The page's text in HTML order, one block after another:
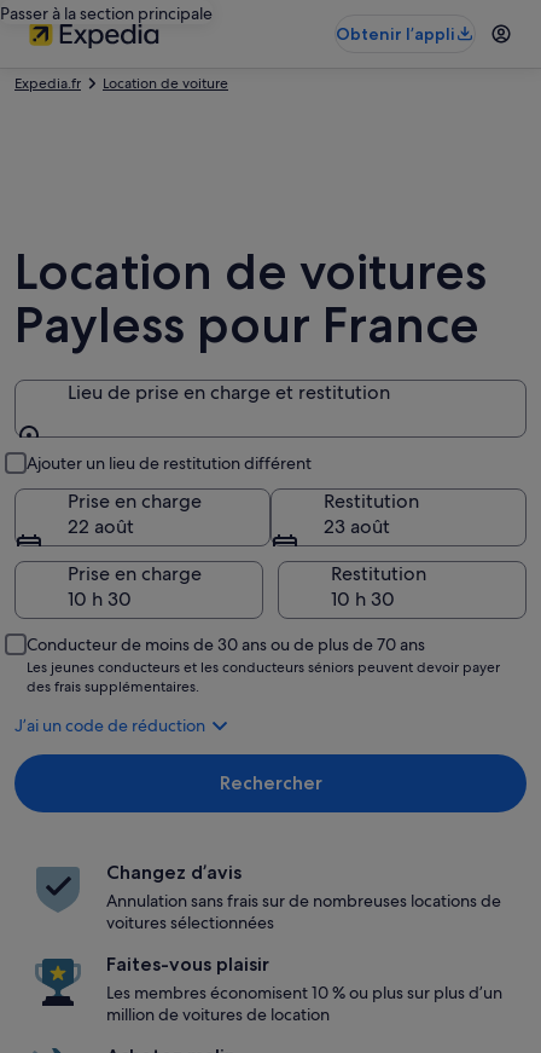
Passer à la section principale
Obtenir l’appli
Expedia.fr Location de voiture
Location de voitures
Payless pour France
Lieu de prise en charge et restitution
Ajouter un lieu de restitution différent
Prise en charge
22 août
Restitution
23 août
Prise en charge
Restitution
Conducteur de moins de 30 ans ou de plus de 70 ans
Les jeunes conducteurs et les conducteurs séniors peuvent devoir payer
des frais supplémentaires.
J’ai un code de réduction
Rechercher
Changez d’avis
Annulation sans frais sur de nombreuses locations de
voitures sélectionnées
Faites-vous plaisir
Les membres économisent 10 % ou plus sur plus d’un
million de voitures de location